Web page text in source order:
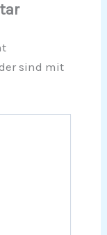
sind mit